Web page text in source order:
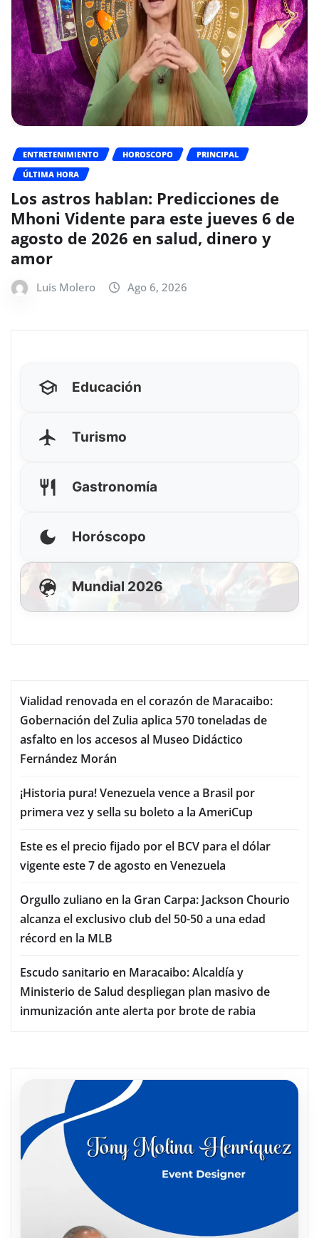
ENTRETENIMIENTO HOROSCOPO
PRINCIPAL
ÚLTIMA HORA
Los astros hablan: Predicciones de
Mhoni Vidente para este jueves 6 de
agosto de 2026 en salud, dinero y
amor
Luis Molero Ago 6, 2026
Educación
Turismo
Gastronomía
Horóscopo
Mundial 2026
Vialidad renovada en el corazón de Maracaibo:
Gobernación del Zulia aplica 570 toneladas de
asfalto en los accesos al Museo Didáctico
Fernández Morán
¡Historia pura! Venezuela vence a Brasil por
primera vez y sella su boleto a la AmeriCup
Este es el precio fijado por el BCV para el dólar
vigente este 7 de agosto en Venezuela
Orgullo zuliano en la Gran Carpa: Jackson Chourio
alcanza el exclusivo club del 50-50 a una edad
récord en la MLB
Escudo sanitario en Maracaibo: Alcaldía y
Ministerio de Salud despliegan plan masivo de
inmunización ante alerta por brote de rabia